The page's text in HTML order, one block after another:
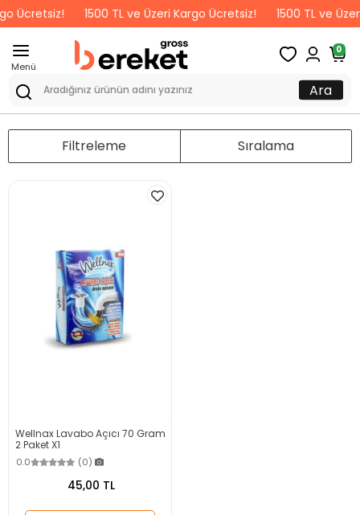
Ücretsiz! 1500 TL ve Üzeri Kargo Ücretsiz! 1500 TL ve
Menü
0
Ara
Filtreleme Sıralama
Wellnax Lavabo Açıcı 70 Gram
2 Paket X1
0.0 (0)
45,00 TL